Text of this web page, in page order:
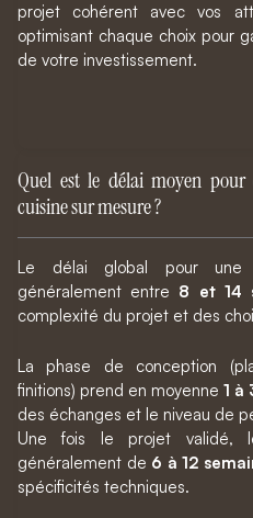
projet cohérent avec vos
optimisant chaque choix pour
de votre investissement.
Quel est le délai moyen
cuisine sur mesure ?
Le délai global pour une
généralement entre 8 et 14
complexité du projet et des
La phase de conception
finitions) prend en moyenne 1 à
des échanges et le niveau de
Une fois le projet validé,
généralement de 6 à 12
spécificités techniques.